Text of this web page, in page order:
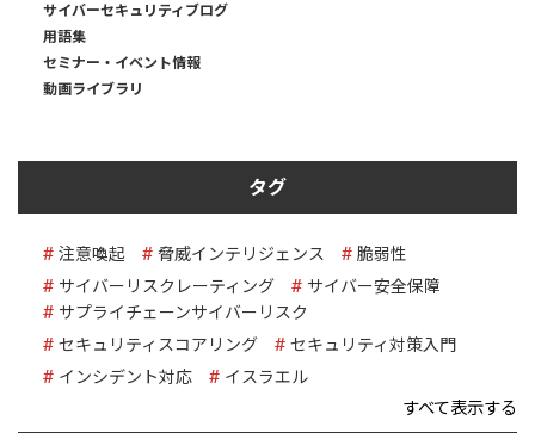
サイバーセキュリティブログ
用語集
セミナー・イベント情報
動画ライブラリ
タグ
注意喚起 脅威インテリジェンス
脆弱性
サイバーリスクレーティング
サイバー安全保障
サプライチェーンサイバーリスク
セキュリティスコアリング
セキュリティ対策入門
インシデント対応
イスラエル
すべて表示する